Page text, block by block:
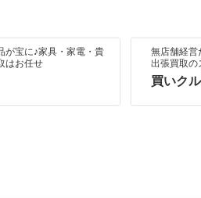
が宝に♪家具・家電・貴
はお任せ
無店舗経営
出張買取の
買いク